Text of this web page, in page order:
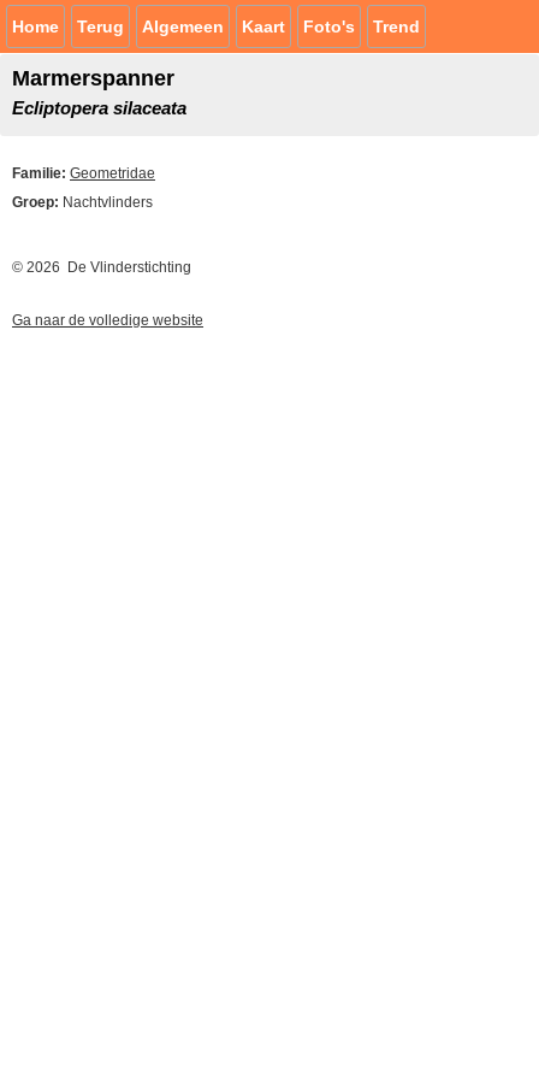
Home Terug Algemeen Kaart Foto's Trend
Marmerspanner
Ecliptopera silaceata
Familie: Geometridae
Groep: Nachtvlinders
© 2026 De Vlinderstichting
Ga naar de volledige website